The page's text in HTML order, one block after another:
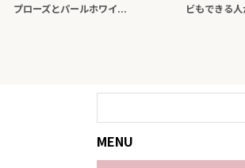
プローズとパールホワイ...
ビもできる
MENU